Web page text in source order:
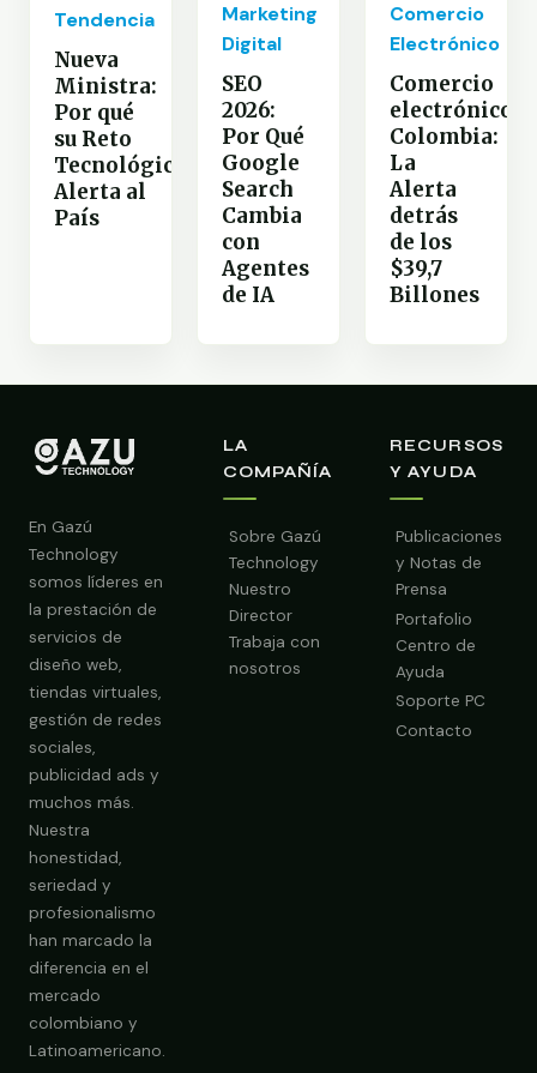
Tendencia
Nueva
Ministra:
Por qué
su Reto
Tecnológico
Alerta al
País
Marketing
Digital
SEO
2026:
Por Qué
Google
Search
Cambia
con
Agentes
de IA
Comercio
Electrónico
Comercio
electrónico
Colombia:
La
Alerta
detrás
de los
$39,7
Billones
En Gazú
Technology
somos líderes en
la prestación de
servicios de
diseño web,
tiendas virtuales,
gestión de redes
sociales,
publicidad ads y
muchos más.
Nuestra
honestidad,
seriedad y
profesionalismo
han marcado la
diferencia en el
mercado
colombiano y
Latinoamericano.
LA
COMPAÑÍA
Sobre Gazú
Technology
Nuestro
Director
Trabaja con
nosotros
RECURSOS
Y AYUDA
Publicaciones
y Notas de
Prensa
Portafolio
Centro de
Ayuda
Soporte PC
Contacto